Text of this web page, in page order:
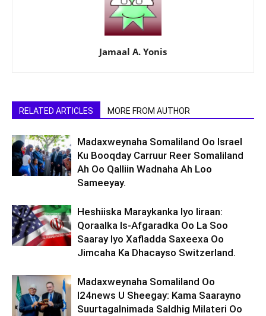
Jamaal A. Yonis
RELATED ARTICLES MORE FROM AUTHOR
Madaxweynaha Somaliland Oo Israel
Ku Booqday Carruur Reer Somaliland
Ah Oo Qalliin Wadnaha Ah Loo
Sameeyay.
Heshiiska Maraykanka Iyo Iiraan:
Qoraalka Is-Afgaradka Oo La Soo
Saaray Iyo Xafladda Saxeexa Oo
Jimcaha Ka Dhacayso Switzerland.
Madaxweynaha Somaliland Oo
I24news U Sheegay: Kama Saarayno
Suurtagalnimada Saldhig Milateri Oo